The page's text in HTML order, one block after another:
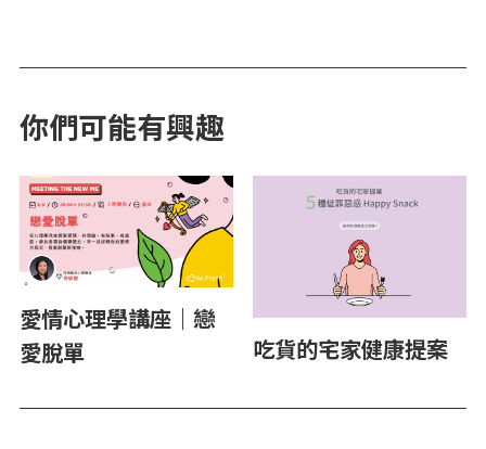
你們可能有興趣
愛情心理學講座｜戀
愛脫單
吃貨的宅家健康提案